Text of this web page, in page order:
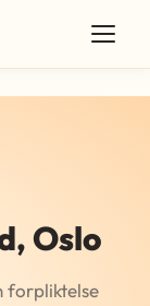
Oslo
forpliktelse